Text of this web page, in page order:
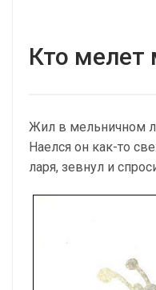
Кто мелет
Жил в мельничном
Наелся он как-то
ларя, зевнул и